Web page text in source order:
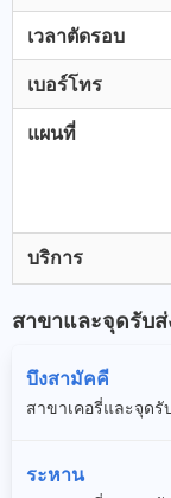
เวลาตัดรอบ
เบอร์โทร
แผนที่
บริการ
สาขาและจุดรับ
บึงสามัคคี
สาขาเคอรี่และจุด
ระหาน